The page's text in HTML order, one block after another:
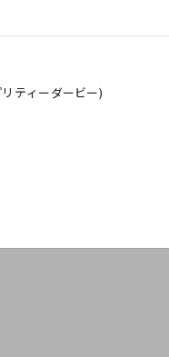
ティーダービー)